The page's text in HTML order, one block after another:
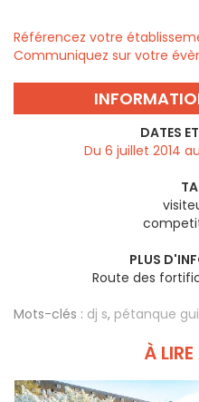
Référencez votre
Communiquez sur votre
DATES
Du 6 juillet 2014
PLUS
Route des
Mots-clés : dj s, pétanque
À